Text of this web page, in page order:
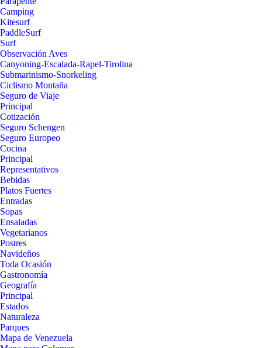
Camping
Kitesurf
PaddleSurf
Surf
Observación Aves
Canyoning-Escalada-Rapel-Tirolina
Submarinismo-Snorkeling
Ciclismo Montaña
Seguro de Viaje
Principal
Cotización
Seguro Schengen
Seguro Europeo
Cocina
Principal
Representativos
Bebidas
Platos Fuertes
Entradas
Sopas
Ensaladas
Vegetarianos
Postres
Navideños
Toda Ocasión
Gastronomía
Geografía
Principal
Estados
Naturaleza
Parques
Mapa de Venezuela